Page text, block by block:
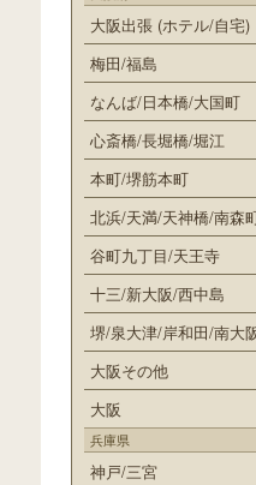
大阪出張 (ホテル/自宅)
梅田/福島
なんば/日本橋/大国町
心斎橋/長堀橋/堀江
本町/堺筋本町
北浜/天満/天神橋/南森
谷町九丁目/天王寺
十三/新大阪/西中島
堺/泉大津/岸和田/南大
大阪その他
大阪
兵庫県
神戸/三宮